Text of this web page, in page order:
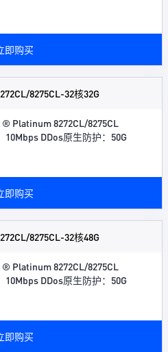
即购买
8275CL-32核32G
Platinum 8272CL/8275CL
10Mbps DDos原生防护：50G
即购买
8275CL-32核48G
Platinum 8272CL/8275CL
10Mbps DDos原生防护：50G
即购买